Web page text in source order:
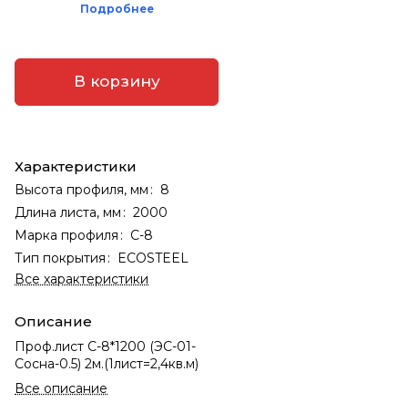
Подробнее
В корзину
Характеристики
Высота профиля, мм : 8
Длина листа, мм : 2000
Марка профиля : С-8
Тип покрытия : ECOSTEEL
Все характеристики
Описание
Проф.лист С-8*1200 (ЭС-01-
Сосна-0.5) 2м.(1лист=2,4кв.м)
Все описание